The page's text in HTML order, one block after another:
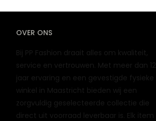
OVER ONS
Bij PP Fashion draait alles om kwaliteit,
service en vertrouwen. Met meer dan 12
jaar ervaring en een gevestigde fysieke
winkel in Maastricht bieden wij een
zorgvuldig geselecteerde collectie die
direct uit voorraad leverbaar is. Elk item